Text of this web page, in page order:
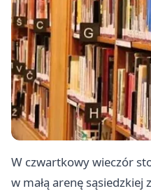
W czwartkowy wieczór
w małą arenę sąsiedzkiej